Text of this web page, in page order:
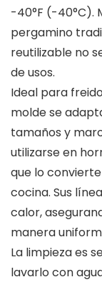
-40°F (-40°C).
pergamino
reutilizable no
de usos.
Ideal para
molde se
tamaños y
utilizarse en
que lo
cocina. Sus
calor,
manera
La limpieza es
lavarlo con